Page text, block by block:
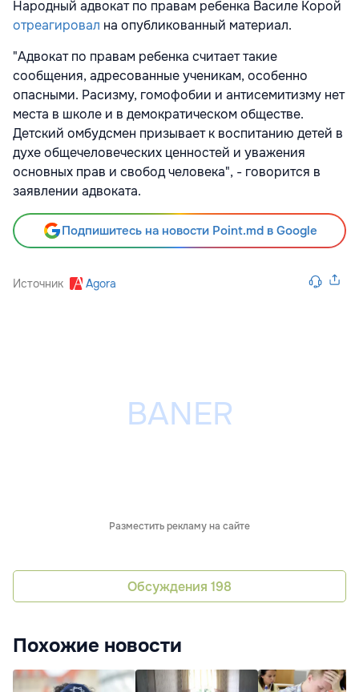
Народный адвокат по правам ребенка Василе Корой
отреагировал на опубликованный материал.
"Адвокат по правам ребенка считает такие
сообщения, адресованные ученикам, особенно
опасными. Расизму, гомофобии и антисемитизму нет
места в школе и в демократическом обществе.
Детский омбудсмен призывает к воспитанию детей в
духе общечеловеческих ценностей и уважения
основных прав и свобод человека", - говорится в
заявлении адвоката.
Подпишитесь на новости Point.md в Google
Источник Agora
Разместить рекламу на сайте
Обсуждения 198
Похожие новости